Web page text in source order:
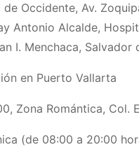
Occidente, Av.
Antonio Alcalde,
I. Menchaca,
en Puerto Vallarta
Zona Romántica, Col.
(de 08:00 a 20:00